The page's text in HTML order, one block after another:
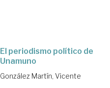
El periodismo político de
Unamuno
González Martín, Vicente